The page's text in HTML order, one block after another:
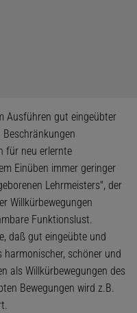
Ausführen gut eingeübter
für neu erlernte
Einüben immer geringer
Lehrmeisters", der
Willkürbewegungen
Funktionslust.
daß gut eingeübte und
schöner und
als Willkürbewegungen des
Bewegungen wird z.B.